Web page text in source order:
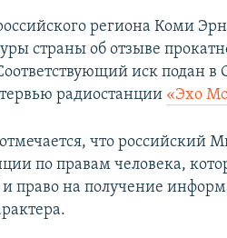
региона Коми
страны об отзыве
иск подан в
радиостанции «Эхо
что российский
по правам человека,
право на получение